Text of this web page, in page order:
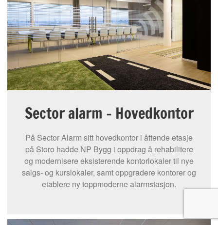
Sector alarm - Hovedkontor
På Sector Alarm sitt hovedkontor i åttende etasje
på Storo hadde NP Bygg i oppdrag å rehabilitere
og modernisere eksisterende kontorlokaler til nye
salgs- og kurslokaler, samt oppgradere kontorer og
etablere ny toppmoderne alarmstasjon.